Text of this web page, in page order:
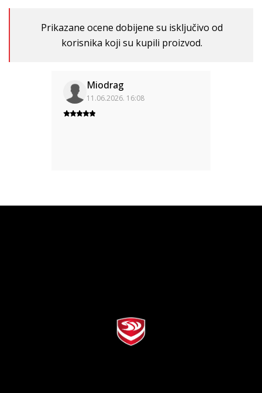
Prikazane ocene dobijene su isključivo od
korisnika koji su kupili proizvod.
Miodrag
11.06.2026. 16:08